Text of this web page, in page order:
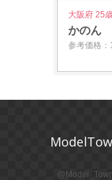
大阪府 25
かのん
参考価格：